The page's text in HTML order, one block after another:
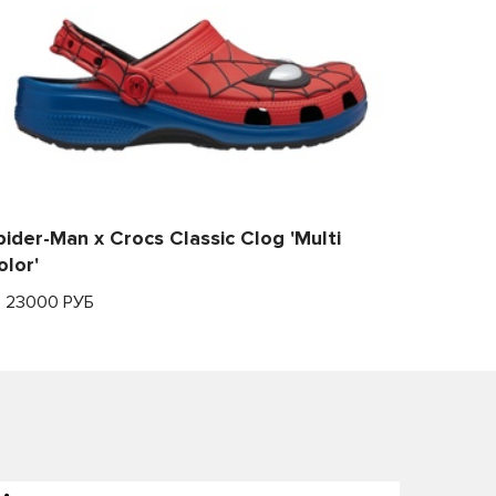
Man x Crocs Classic Clog 'Multi
23000 РУБ